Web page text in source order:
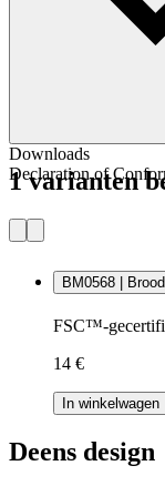
Downloads
Declaration of
1 varianten
BM0568 |
FSC™-
14 €
In winkelwagen
Deens design